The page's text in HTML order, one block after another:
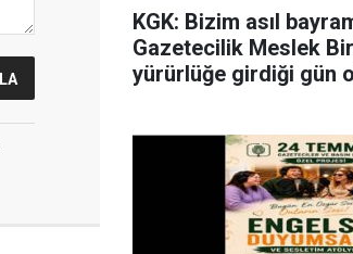
KGK: Bizim asıl
Gazetecilik Meslek
yürürlüğe girdiği gün